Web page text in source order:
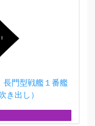
長門型戦艦１番艦
き出し）